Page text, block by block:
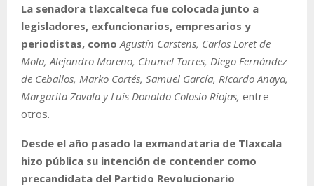
La senadora tlaxcalteca fue colocada junto a
legisladores, exfuncionarios, empresarios y
periodistas, como Agustín Carstens, Carlos Loret de
Mola, Alejandro Moreno, Chumel Torres, Diego Fernández
de Ceballos, Marko Cortés, Samuel García, Ricardo Anaya,
Margarita Zavala y Luis Donaldo Colosio Riojas, entre
otros.
Desde el año pasado la exmandataria de Tlaxcala
hizo pública su intención de contender como
precandidata del Partido Revolucionario